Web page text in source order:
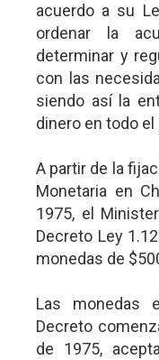
acuerdo a su
ordenar la
determinar y
con las
siendo así la
dinero en todo el
A partir de la
Monetaria en
1975, el
Decreto Ley
monedas de
Las monedas
Decreto
de 1975,